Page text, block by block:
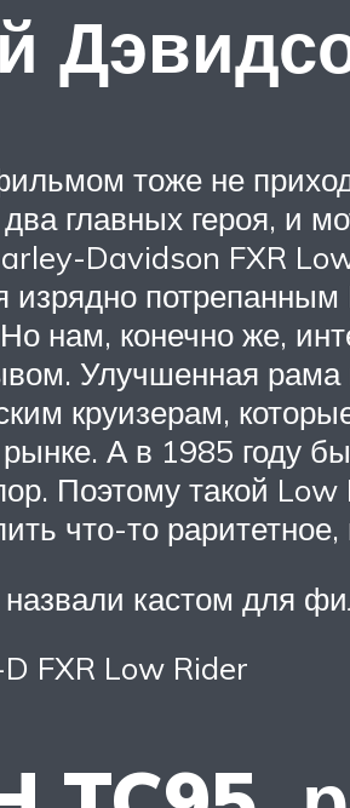
тоже не
главных героя, и
Davidson FXR
изрядно
нам, конечно же,
Улучшенная рама
круизерам,
А в 1985 году
Поэтому такой
что-то
кастом для
FXR Low Rider